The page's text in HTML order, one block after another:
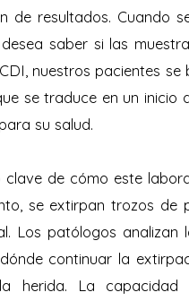
de resultados. Cuando
saber si las
nuestros pacientes
se traduce en un
su salud.
clave de cómo este
se extirpan trozos
Los patólogos
continuar la
herida. La capacidad